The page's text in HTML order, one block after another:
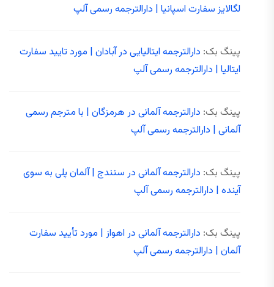
لگالایز سفارت اسپانیا | دارالترجمه رسمی آلپ
پینگ بک: دارالترجمه ایتالیایی در آبادان | مورد تایید سفارت
ایتالیا | دارالترجمه رسمی آلپ
پینگ بک: دارالترجمه آلمانی در هرمزگان | با مترجم رسمی
آلمانی | دارالترجمه رسمی آلپ
پینگ بک: دارالترجمه آلمانی در سنندج | آلمان پلی به سوی
آینده | دارالترجمه رسمی آلپ
پینگ بک: دارالترجمه آلمانی در اهواز | مورد تأیید سفارت
آلمان | دارالترجمه رسمی آلپ